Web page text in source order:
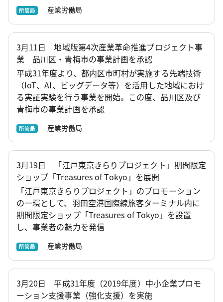
所管局 産業労働局
3月11日 地域版第4次産業革命推進プロジェクト事
業 品川区・青梅市の事業計画を承認
平成31年度より、都内区市町村が実施する先端技術
（IoT、AI、ビッグデータ等）を活用した地域におけ
る実証実験を行う事業を開始。この度、品川区及び
青梅市の事業計画を承認
所管局 産業労働局
3月19日 「江戸東京きらりプロジェクト」期間限定
ショップ「Treasures of Tokyo」を展開
「江戸東京きらりプロジェクト」のプロモーション
の一環として、羽田空港国際線旅客ターミナル内に
期間限定ショップ「Treasures of Tokyo」を設置
し、事業者の魅力を発信
所管局 産業労働局
3月20日 平成31年度（2019年度）中小企業プロモ
ーション支援事業（強化支援）を実施